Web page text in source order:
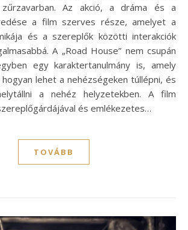
Az akció, a dráma és a
a film szerves része, amelyet a
és a szereplők közötti interakciók
A „Road House” nem csupán
egy karaktertanulmány is, amely
lehet a nehézségeken túllépni, és
a nehéz helyzetekben. A film
és emlékezetes…
TOVÁBB